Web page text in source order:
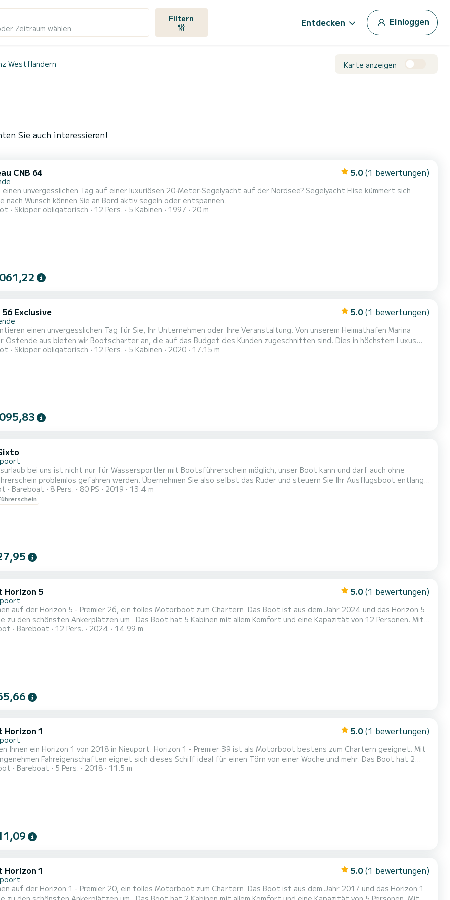
Zeitraum wählen
Filtern Entdecken Einloggen
Westflandern Karte anzeigen
Sie auch interessieren!
CNB 64 5.0 (1 bewertungen)
unvergesslichen Tag auf einer luxuriösen 20-Meter-Segelyacht auf der Nordsee? Segelyacht Elise kümmert sich
nach Wunsch können Sie an Bord aktiv segeln oder entspannen.
Skipper obligatorisch 12 Pers. 5 Kabinen 1997 20 m
Exclusive 5.0 (1 bewertungen)
einen unvergesslichen Tag für Sie, Ihr Unternehmen oder Ihre Veranstaltung. Von unserem Heimathafen Marina
Ostende aus bieten wir Bootscharter an, die auf das Budget des Kunden zugeschnitten sind. Dies in höchstem Luxus
Durch eine einfache Reservierung können Sie individuelle Halb- oder Ganztagesausflüge unternehmen, um die
Skipper obligatorisch 12 Pers. 5 Kabinen 2020 17.15 m
bei uns ist nicht nur für Wassersportler mit Bootsführerschein möglich, unser Boot kann und darf auch ohne
problemlos gefahren werden. Übernehmen Sie also selbst das Ruder und steuern Sie Ihr Ausflugsboot entlang
westflämischer Wasserstraßen, Schleusen und Yachthäfen. Ein Segelschein ist nicht notwendig, nur eine gehörige
und eine Prise Begeisterung. Unser Boot bietet eine Lösung für eine Reiseblase mit bis zu 8 Personen.
Bareboat 8 Pers. 80 PS 2019 13.4 m
Horizon 5 5.0 (1 bewertungen)
auf der Horizon 5 - Premier 26, ein tolles Motorboot zum Chartern. Das Boot ist aus dem Jahr 2024 und das Horizon 5
Ankerplätzen um . Das Boot hat 5 Kabinen mit allem Komfort und eine Kapazität von 12 Personen. Mit
von 15 Metern wird es Ihr perfekter Begleiter sein, um einen einzigartigen Urlaub auf dem Wasser in der
Bareboat 12 Pers. 2024 14.99 m
Horizon 1 5.0 (1 bewertungen)
Ihnen ein Horizon 1 von 2018 in Nieuport. Horizon 1 - Premier 39 ist als Motorboot bestens zum Chartern geeignet. Mit
Fahreigenschaften eignet sich dieses Schiff ideal für einen Törn von einer Woche und mehr. Das Boot hat 2
allem Komfort und eine Kapazität von 5 Personen. Mit einer Gesamtlänge von 12 Metern wird es Ihr perfekter
Bareboat 5 Pers. 2018 11.5 m
Horizon 1 5.0 (1 bewertungen)
auf der Horizon 1 - Premier 20, ein tolles Motorboot zum Chartern. Das Boot ist aus dem Jahr 2017 und das Horizon 1